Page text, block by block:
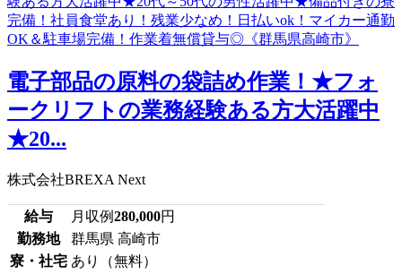
電子部品の原料の袋詰め作業！★フォ
ークリフトの業務経験ある方大活躍中
★20...
株式会社BREXA Next
給与 月収例280,000円
勤務地
群馬県 高崎市
寮・社宅 あり（無料）